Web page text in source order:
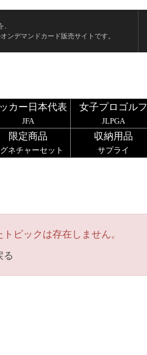
ンデマンドカード販売サイトです。
カー日本代表
JFA
女子プロゴルフ
JLPGA
限定商品
ネチャーセット
収納用品
サプライ
ピックは存在しません。
る